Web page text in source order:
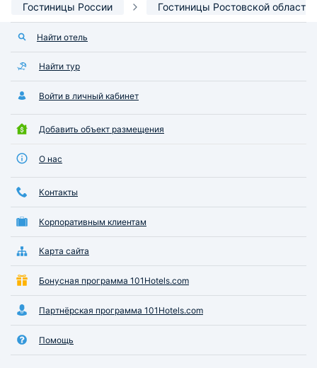
Гостиницы России Гостиницы Ростовской области
Найти отель
Найти тур
Войти в личный кабинет
Добавить объект размещения
О нас
Контакты
Корпоративным клиентам
Карта сайта
Бонусная программа 101Hotels.com
Партнёрская программа 101Hotels.com
Помощь